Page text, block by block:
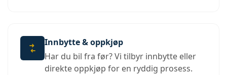
Innbytte & oppkjøp
Har du bil fra før? Vi tilbyr innbytte eller
direkte oppkjøp for en ryddig prosess.